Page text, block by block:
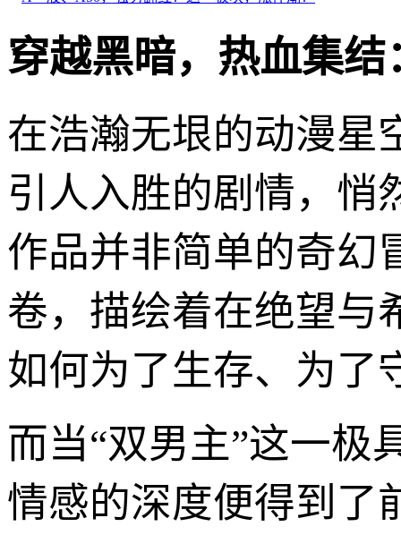
穿越黑暗，热血集
在浩瀚无垠的动漫星
引人入胜的剧情，悄
作品并非简单的奇幻
卷，描绘着在绝望与
如何为了生存、为了
而当“双男主”这一极
情感的深度便得到了